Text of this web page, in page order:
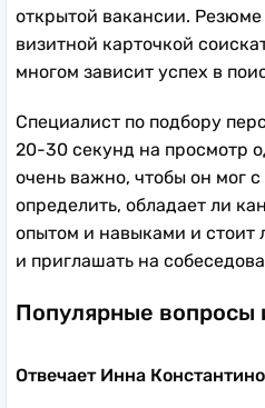
открытой вакансии.
визитной карточкой
многом зависит успех в
Специалист по подбору
20-30 секунд на просмотр
очень важно, чтобы он мог с
определить, обладает ли
опытом и навыками и стоит
и приглашать на
Популярные вопросы
Отвечает Инна